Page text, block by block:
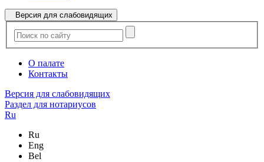
Версия для слабовидящих
О палате
Контакты
Версия для слабовидящих
Раздел для нотариусов
Ru
Ru
Eng
Bel